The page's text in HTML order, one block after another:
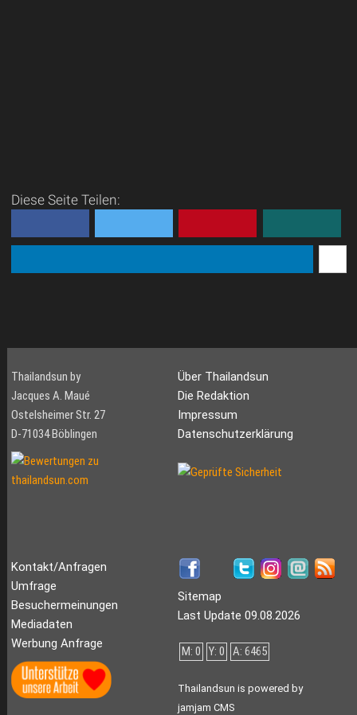
Diese Seite Teilen:
Thailandsun by
Jacques A. Maué
Ostelsheimer Str. 27
D-71034 Böblingen
Über Thailandsun
Die Redaktion
Impressum
Datenschutzerklärung
Kontakt/Anfragen
Umfrage
Besuchermeinungen
Mediadaten
Werbung Anfrage
Sitemap
Last Update 09.08.2026
M: 0 Y: 0 A: 6465
Thailandsun is powered by
jamjam CMS